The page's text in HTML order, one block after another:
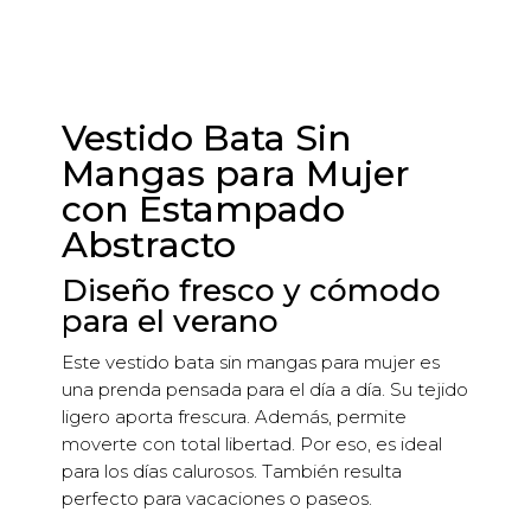
Vestido Bata Sin
Mangas para Mujer
con Estampado
Abstracto
Diseño fresco y cómodo
para el verano
Este vestido bata sin mangas para mujer es
una prenda pensada para el día a día. Su tejido
ligero aporta frescura. Además, permite
moverte con total libertad. Por eso, es ideal
para los días calurosos. También resulta
perfecto para vacaciones o paseos.